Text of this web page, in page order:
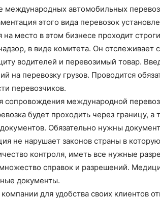
международных автомобильных
этого вида перевозок
место в этом бизнесе проходит
в виде комитета. Он отслеживает
водителей и перевозимый товар.
на перевозку грузов. Проводится
перевозчиков.
сопровождения международной
будет проходить через границу,
Обязательно нужны
не нарушает законов страны в
контроля, иметь все нужные
справок и разрешений.
документы.
для удобства своих клиентов